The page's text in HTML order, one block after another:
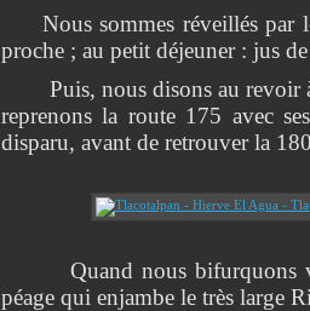
Nous sommes réveillés par
proche ; au petit déjeuner : jus
Puis, nous disons au revoir à
reprenons la route 175 avec
disparu, avant de retrouver la
Quand nous bifurquons
péage qui enjambe le très large